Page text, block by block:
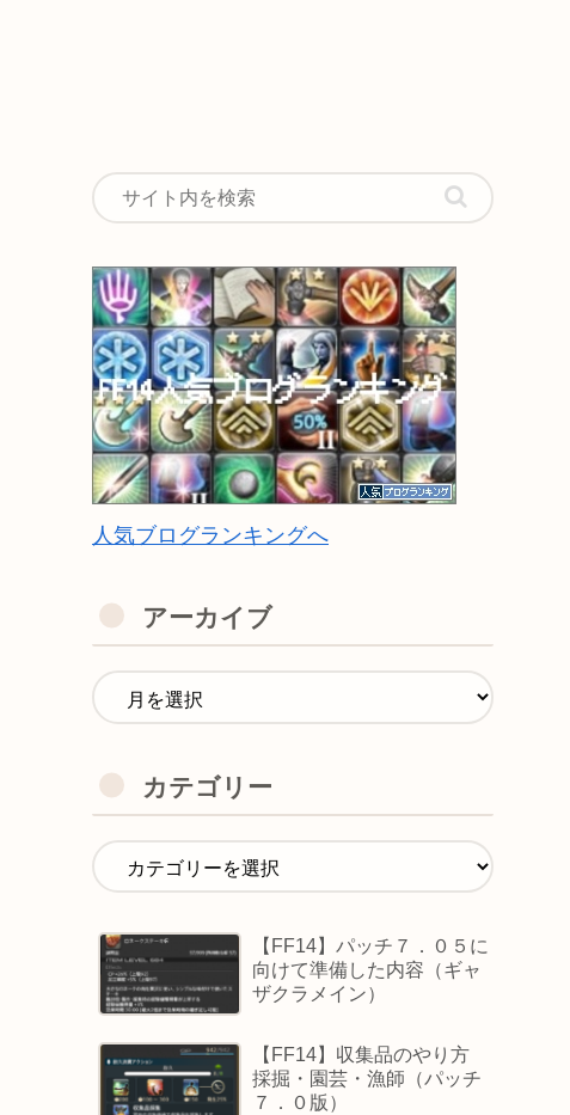
人気ブログランキングへ
アーカイブ
カテゴリー
【FF14】パッチ７．０５に
向けて準備した内容（ギャ
ザクラメイン）
【FF14】収集品のやり方
採掘・園芸・漁師（パッチ
７．０版）